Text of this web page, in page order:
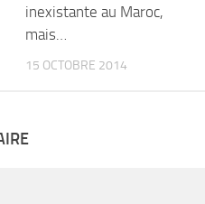
inexistante au Maroc,
mais…
15 OCTOBRE 2014